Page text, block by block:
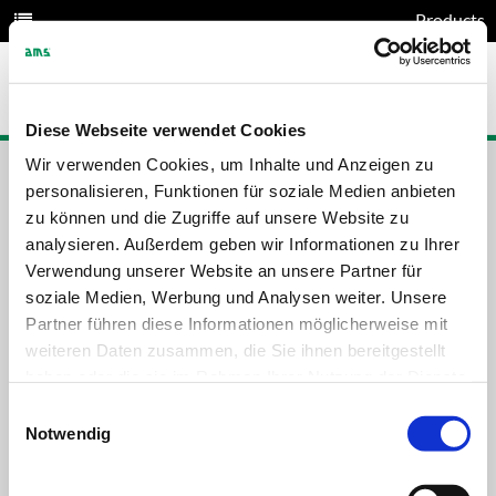
Diese Webseite verwendet Cookies
Wir verwenden Cookies, um Inhalte und Anzeigen zu
personalisieren, Funktionen für soziale Medien anbieten
zu können und die Zugriffe auf unsere Website zu
analysieren. Außerdem geben wir Informationen zu Ihrer
Verwendung unserer Website an unsere Partner für
soziale Medien, Werbung und Analysen weiter. Unsere
Partner führen diese Informationen möglicherweise mit
weiteren Daten zusammen, die Sie ihnen bereitgestellt
Notwendig
Products
SWITCH POSITION INDICATORS
Switch position indicators